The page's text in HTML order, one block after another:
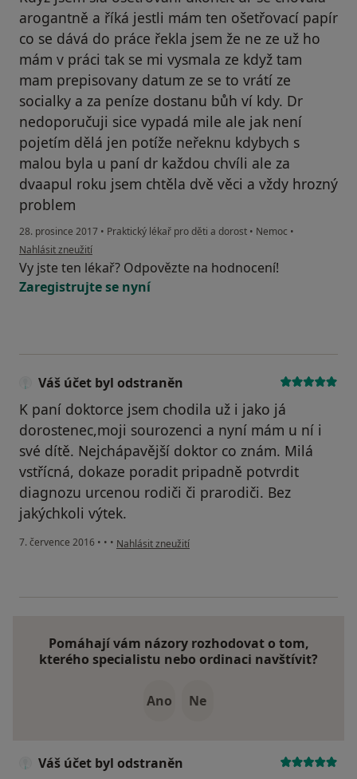
arogantně a říká jestli mám ten ošetřovací papír
co se dává do práce řekla jsem že ne ze už ho
mám v práci tak se mi vysmala ze když tam
mam prepisovany datum ze se to vrátí ze
socialky a za peníze dostanu bůh ví kdy. Dr
nedoporučuji sice vypadá mile ale jak není
pojetím dělá jen potíže neřeknu kdybych s
malou byla u paní dr každou chvíli ale za
dvaapul roku jsem chtěla dvě věci a vždy hrozný
problem
28. prosince 2017 • Praktický lékař pro děti a dorost • Nemoc •
podle názoru uživatele Váš účet byl odstraněn
Nahlásit zneužití
Vy jste ten lékař? Odpovězte na hodnocení!
Zaregistrujte se nyní
Váš účet byl odstraněn
K paní doktorce jsem chodila už i jako já
dorostenec,moji sourozenci a nyní mám u ní i
své dítě. Nejchápavější doktor co znám. Milá
vstřícná, dokaze poradit pripadně potvrdit
diagnozu urcenou rodiči či prarodiči. Bez
jakýchkoli výtek.
7. července 2016 • • • podle názoru uživatele Váš účet byl odstraněn
Nahlásit zneužití
Pomáhají vám názory rozhodovat o tom,
kterého specialistu nebo ordinaci navštívit?
Ano Ne
Váš účet byl odstraněn